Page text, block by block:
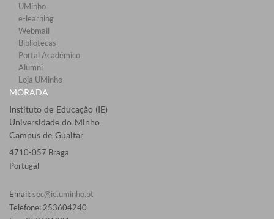
UMinho
e-learning
Webmail​
Bibliotecas​
Portal Académico
Alumni
Loja UMinho
MORADA
Instituto de Educação (IE)
Universidade do Minho
Campus de Gualtar
4710-057 Braga
Portugal
Email: sec@ie.uminho.pt
Telefone: 253604240